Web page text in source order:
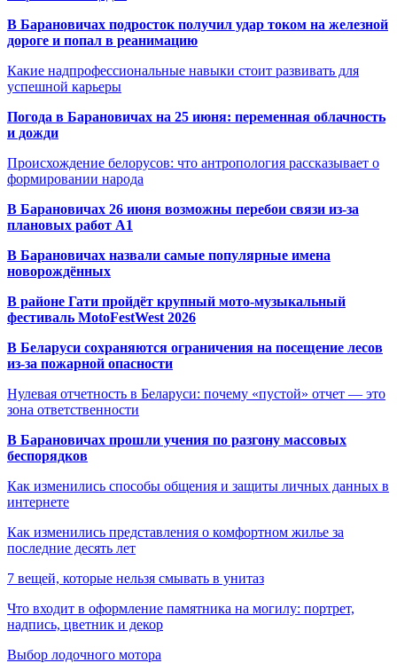
В Барановичах подросток получил удар током на железной
дороге и попал в реанимацию
Какие надпрофессиональные навыки стоит развивать для
успешной карьеры
Погода в Барановичах на 25 июня: переменная облачность
и дожди
Происхождение белорусов: что антропология рассказывает о
формировании народа
В Барановичах 26 июня возможны перебои связи из-за
плановых работ A1
В Барановичах назвали самые популярные имена
новорождённых
В районе Гати пройдёт крупный мото-музыкальный
фестиваль MotoFestWest 2026
В Беларуси сохраняются ограничения на посещение лесов
из-за пожарной опасности
Нулевая отчетность в Беларуси: почему «пустой» отчет — это
зона ответственности
В Барановичах прошли учения по разгону массовых
беспорядков
Как изменились способы общения и защиты личных данных в
интернете
Как изменились представления о комфортном жилье за
последние десять лет
7 вещей, которые нельзя смывать в унитаз
Что входит в оформление памятника на могилу: портрет,
надпись, цветник и декор
Выбор лодочного мотора